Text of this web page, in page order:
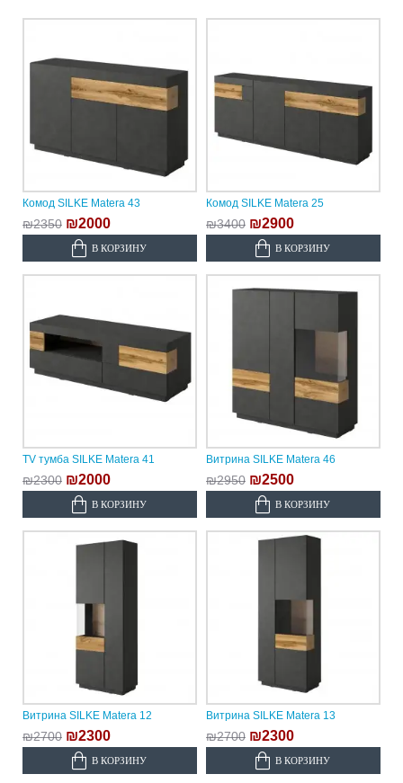
Комод SILKE Matera 43
₪2350 ₪2000
В КОРЗИНУ
Комод SILKE Matera 25
₪3400 ₪2900
В КОРЗИНУ
TV тумба SILKE Matera 41
₪2300 ₪2000
В КОРЗИНУ
Витрина SILKE Matera 46
₪2950 ₪2500
В КОРЗИНУ
Витрина SILKE Matera 12
₪2700 ₪2300
В КОРЗИНУ
Витрина SILKE Matera 13
₪2700 ₪2300
В КОРЗИНУ